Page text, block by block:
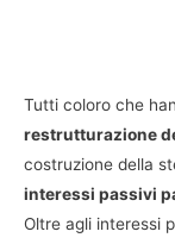
Tutti coloro che
restrutturazione
costruzione della
interessi passivi
Oltre agli interessi